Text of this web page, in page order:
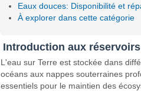
Eaux douces: Disponibilité et
À explorer dans cette catégorie
Introduction aux
L'eau sur Terre est stockée dans
océans aux nappes souterraines
essentiels pour le maintien des